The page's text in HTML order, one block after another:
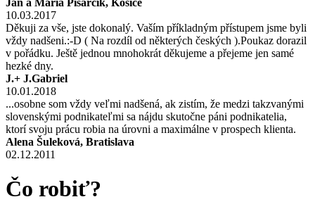
10.03.2017
Děkuji za vše, jste dokonalý. Vaším příkladným přístupem jsme byli
vždy nadšeni.:-D ( Na rozdíl od některých českých ).Poukaz dorazil
v pořádku. Ještě jednou mnohokrát děkujeme a přejeme jen samé
hezké dny.
J.+ J.Gabriel
10.01.2018
...osobne som vždy veľmi nadšená, ak zistím, že medzi takzvanými
slovenskými podnikateľmi sa nájdu skutočne páni podnikatelia,
ktorí svoju prácu robia na úrovni a maximálne v prospech klienta.
Alena Šuleková, Bratislava
02.12.2011
Čo robiť?